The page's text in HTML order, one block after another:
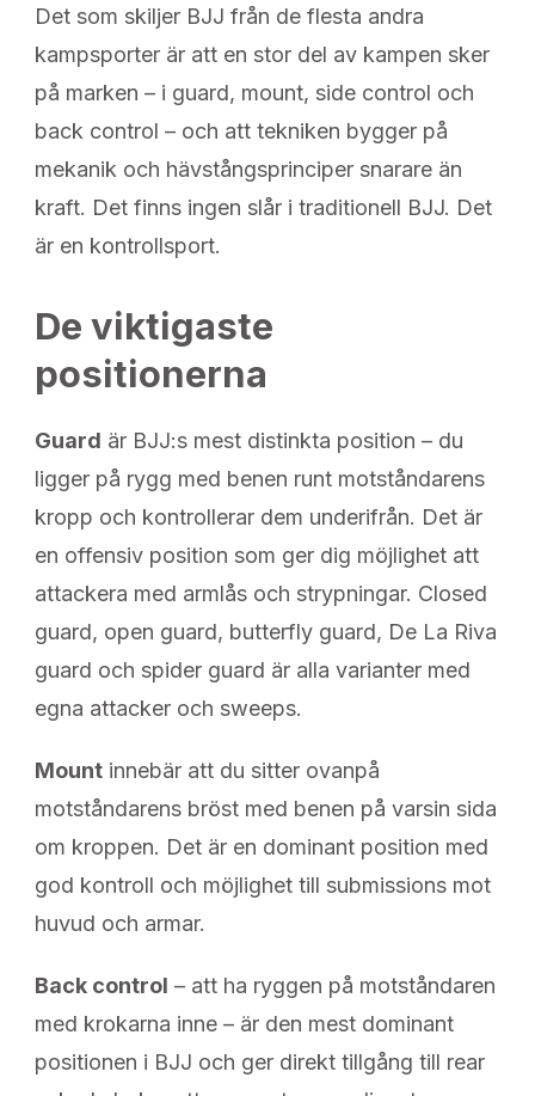
Det som skiljer BJJ från de flesta andra
kampsporter är att en stor del av kampen sker
på marken – i guard, mount, side control och
back control – och att tekniken bygger på
mekanik och hävstångsprinciper snarare än
kraft. Det finns ingen slår i traditionell BJJ. Det
är en kontrollsport.
De viktigaste
positionerna
Guard är BJJ:s mest distinkta position – du
ligger på rygg med benen runt motståndarens
kropp och kontrollerar dem underifrån. Det är
en offensiv position som ger dig möjlighet att
attackera med armlås och stryp­ningar. Closed
guard, open guard, butterfly guard, De La Riva
guard och spider guard är alla varianter med
egna attacker och sweeps.
Mount innebär att du sitter ovanpå
motståndarens bröst med benen på varsin sida
om kroppen. Det är en dominant position med
god kontroll och möjlighet till submissions mot
huvud och armar.
Back control – att ha ryggen på motståndaren
med krokarna inne – är den mest dominant
positionen i BJJ och ger direkt tillgång till rear